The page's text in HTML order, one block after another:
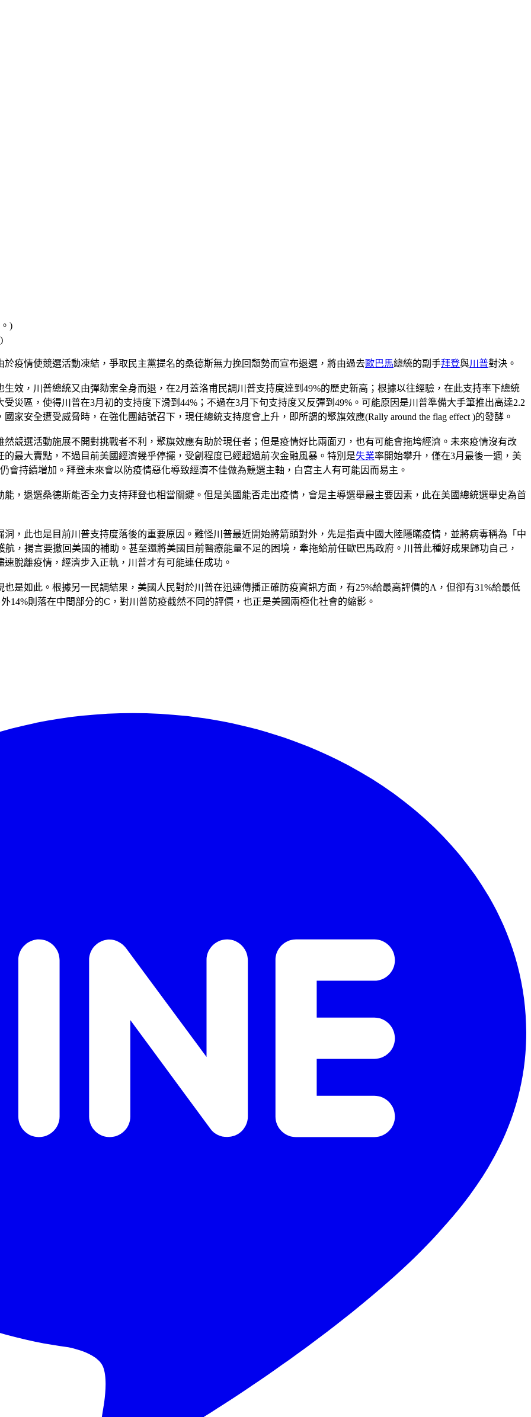
疫情使競選活動凍結，爭取民主黨提名的桑德斯無力挽回頹勢而宣布退選，將由過去歐巴馬總統的副手拜登與川普對決。
效，川普總統又由彈劾案全身而退，在2月蓋洛甫民調川普支持度達到49%的歷史新高；根據以往經驗，在此支持率下總統
災區，使得川普在3月初的支持度下滑到44%；不過在3月下旬支持度又反彈到49%。可能原因是川普準備大手筆推出高達2.2
家安全遭受威脅時，在強化團結號召下，現任總統支持度會上升，即所謂的聚旗效應(Rally around the flag effect )的發酵。
競選活動施展不開對挑戰者不利，聚旗效應有助於現任者；但是疫情好比兩面刃，也有可能會拖垮經濟。未來疫情沒有改
最大賣點，不過目前美國經濟幾乎停擺，受創程度已經超過前次金融風暴。特別是失業率開始攀升，僅在3月最後一週，美
會持續増加。拜登未來會以防疫情惡化導致經濟不佳做為競選主軸，白宮主人有可能因而易主。
能，退選桑德斯能否全力支持拜登也相當關鍵。但是美國能否走出疫情，會是主導選舉最主要因素，此在美國總統選舉史為首
，此也是目前川普支持度落後的重要原因。難怪川普最近開始將箭頭對外，先是指責中國大陸隱瞞疫情，並將病毒稱為「中
，揚言要撤回美國的補助。甚至還將美國目前醫療能量不足的困境，牽拖給前任歐巴馬政府。川普此種好成果歸功自己，
脫離疫情，經濟步入正軌，川普才有可能連任成功。
是如此。根據另一民調結果，美國人民對於川普在迅速傳播正確防疫資訊方面，有25%給最高評價的A，但卻有31%給最低
14%則落在中間部分的C，對川普防疫截然不同的評價，也正是美國兩極化社會的縮影。